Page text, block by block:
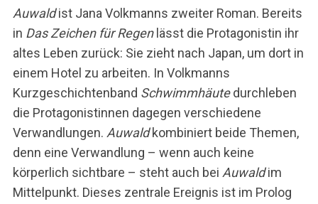
Auwaldist Jana Volkmanns zweiter Roman. Bereits
in Das Zeichen für Regenlässt die Protagonistin ihr
altes Leben zurück: Sie zieht nach Japan, um dort in
einem Hotel zu arbeiten. In Volkmanns
Kurzgeschichtenband Schwimmhäutedurchleben
die Protagonistinnen dagegen verschiedene
Verwandlungen. Auwaldkombiniert beide Themen,
denn eine Verwandlung – wenn auch keine
körperlich sichtbare – steht auch bei Auwaldim
Mittelpunkt. Dieses zentrale Ereignis ist im Prolog